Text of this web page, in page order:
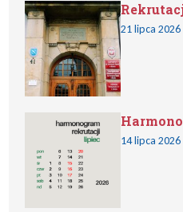
21 lipca 2026
14 lipca 2026